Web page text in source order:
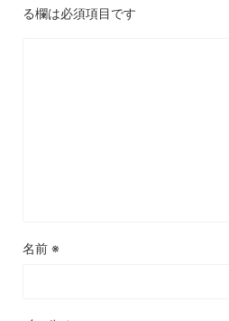
る欄は必須項目です
名前 ※